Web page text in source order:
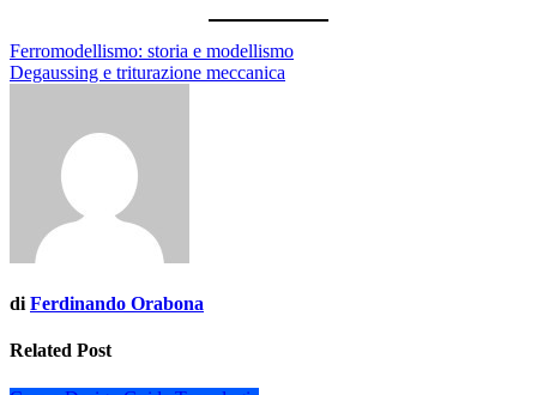
Navigazione
articoli
Ferromodellismo: storia e modellismo
Degaussing e triturazione meccanica
di Ferdinando Orabona
Related Post